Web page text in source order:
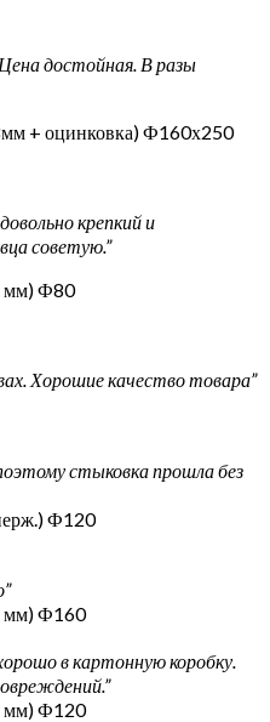
достойная. В разы
+ оцинковка) Ф160х250
крепкий и
советую.”
мм) Ф80
Хорошие качество товара”
стыковка прошла без
Ф120
мм) Ф160
в картонную коробку.
мм) Ф120